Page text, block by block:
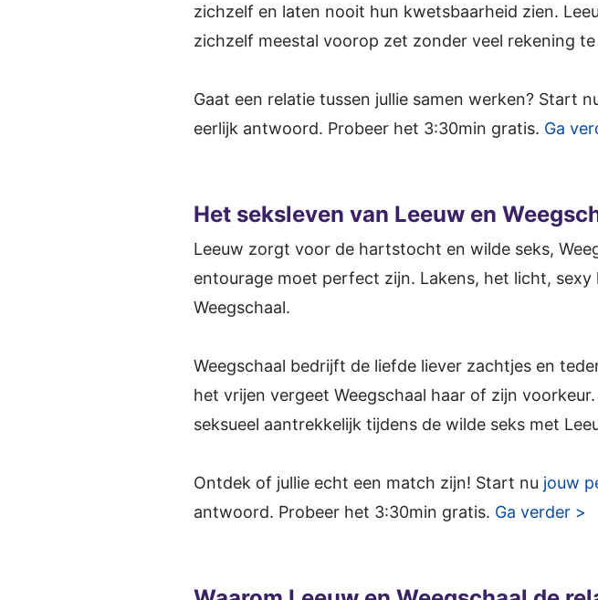
zichzelf en laten nooit hun kwetsbaarheid zien.
zichzelf meestal voorop zet zonder veel rekening
Gaat een relatie tussen jullie samen werken? Start
eerlijk antwoord. Probeer het 3:30min gratis. Ga
Het seksleven van Leeuw en
Leeuw zorgt voor de hartstocht en wilde seks,
entourage moet perfect zijn. Lakens, het licht,
Weegschaal.
Weegschaal bedrijft de liefde liever zachtjes en
het vrijen vergeet Weegschaal haar of zijn
seksueel aantrekkelijk tijdens de wilde seks met
Ontdek of jullie echt een match zijn! Start nu jouw
antwoord. Probeer het 3:30min gratis. Ga verder >